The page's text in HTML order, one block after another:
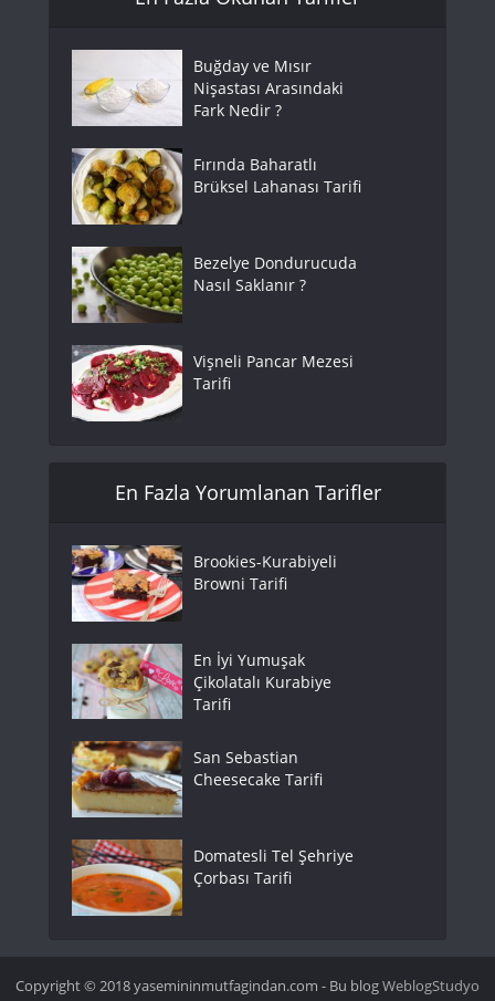
Buğday ve Mısır
Nişastası Arasındaki
Fark Nedir ?
Fırında Baharatlı
Brüksel Lahanası Tarifi
Bezelye Dondurucuda
Nasıl Saklanır ?
Vişneli Pancar Mezesi
Tarifi
En Fazla Yorumlanan Tarifler
Brookies-Kurabiyeli
Browni Tarifi
En İyi Yumuşak
Çikolatalı Kurabiye
Tarifi
San Sebastian
Cheesecake Tarifi
Domatesli Tel Şehriye
Çorbası Tarifi
Copyright © 2018 yasemininmutfagindan.com - Bu blogWeblogStudyo